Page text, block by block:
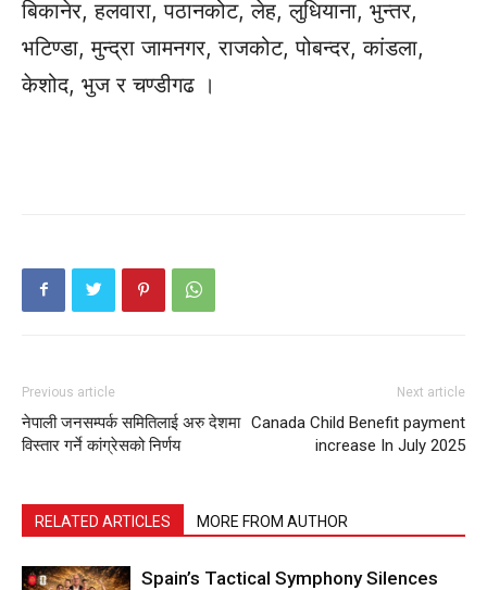
बिकानेर, हलवारा, पठानकोट, लेह, लुधियाना, भुन्तर,
भटिण्डा, मुन्द्रा जामनगर, राजकोट, पोबन्दर, कांडला,
केशोद, भुज र चण्डीगढ ।
Previous article
नेपाली जनसम्पर्क समितिलाई अरु देशमा
विस्तार गर्ने कांग्रेसको निर्णय
Next article
Canada Child Benefit payment
increase In July 2025
RELATED ARTICLES MORE FROM AUTHOR
Spain’s Tactical Symphony Silences